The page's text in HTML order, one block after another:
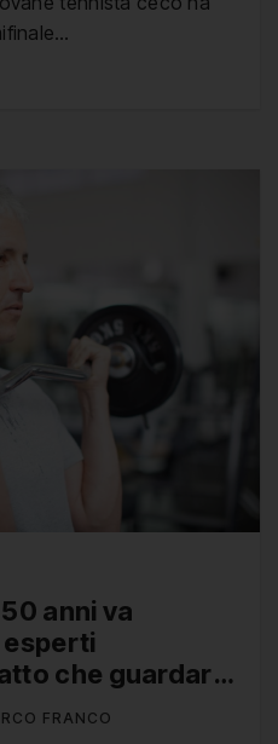
anni va
esperti
che guardare
prima di
FRANCO